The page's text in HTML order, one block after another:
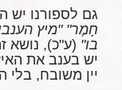
גם לספורנו יש
חָמֶר" "מיץ
בו" (ע"כ), נושא
יש בענב את
יין משובח, בלי